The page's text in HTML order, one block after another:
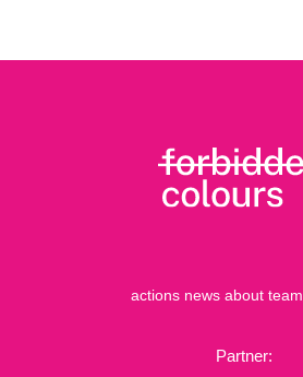
actions news about team
Partner: